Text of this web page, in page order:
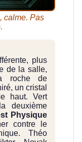
calme. Pas
plus
de la salle,
roche de
un cristal
haut. Vert
deuxième
Physique
contre le
Théo